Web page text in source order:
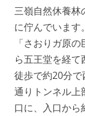
三嶺自然休養林
に佇んでいます。
「さおりガ原
ら五王堂を経
徒歩で約20分
通りトンネル上
口に、入口から